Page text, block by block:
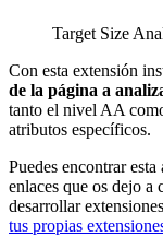
Target Size
Con esta extensión
de la página a
tanto el nivel AA
atributos específicos.
Puedes encontrar
enlaces que os dejo
desarrollar
tus propias